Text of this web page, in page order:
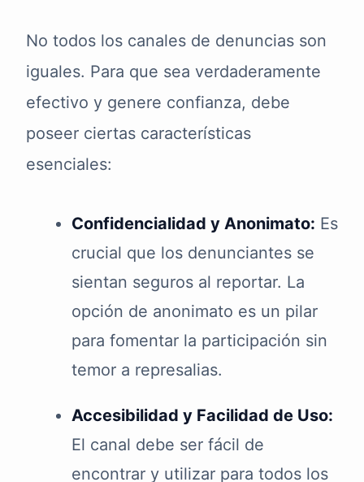
No todos los canales de denuncias son
iguales. Para que sea verdaderamente
efectivo y genere confianza, debe
poseer ciertas características
esenciales:
Confidencialidad y Anonimato: Es
crucial que los denunciantes se
sientan seguros al reportar. La
opción de anonimato es un pilar
para fomentar la participación sin
temor a represalias.
Accesibilidad y Facilidad de Uso:
El canal debe ser fácil de
encontrar y utilizar para todos los